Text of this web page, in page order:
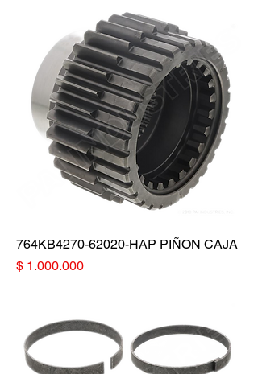
764KB4270-62020-HAP PIÑON CAJA
Precio
$ 1.000.000